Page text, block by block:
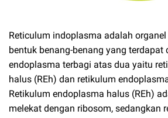
Reticulum indoplasma adalah
bentuk benang-benang yang terdapat
endoplasma terbagi atas dua yaitu
halus (REh) dan retikulum
Retikulum endoplasma halus (REh)
melekat dengan ribosom, sedangkan